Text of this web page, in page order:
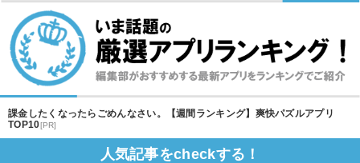
課金したくなったらごめんなさい。【週間ランキング】爽快パズルアプリ
TOP10[PR]
人気記事をcheckする！